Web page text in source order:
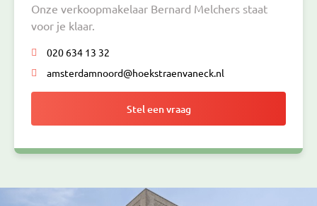
Onze verkoopmakelaar Bernard Melchers staat
voor je klaar.
020 634 13 32
amsterdamnoord@hoekstraenvaneck.nl
Stel een vraag